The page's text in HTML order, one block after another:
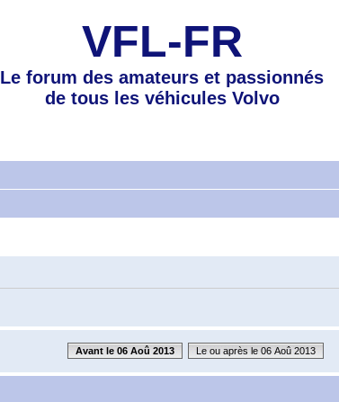
VFL-FR
Le forum des amateurs et passionnés
de tous les véhicules Volvo
Avant le 06 Aoû 2013 Le ou après le 06 Aoû 2013